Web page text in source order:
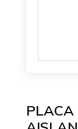
PLACA